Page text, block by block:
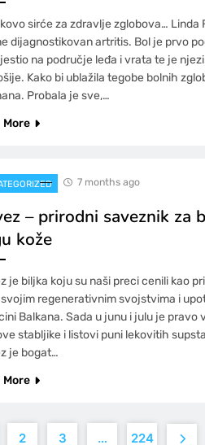
sirće za zdravlje zglobova… Linda
dijagnostikovan artritis. Bol je prvo
na područje leđa i vrata te je
Kako bi ublažila tegobe bolnih
Probala je sve,…
More
7 months ago
– prirodni saveznik za
kože
je biljka koju su naši preci cenili kao
regenerativnim svojstvima i
Balkana. Sada u junu i julu je pravo
stabljike i listovi puni lekovitih
je bogat…
More
2 3 … 224